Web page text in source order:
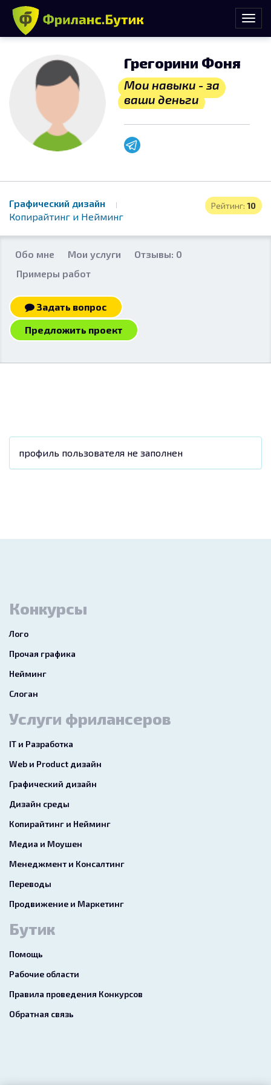
Грегорини Фоня
Мои навыки - за
ваши деньги
Рейтинг: 10
Графический дизайн
Копирайтинг и Нейминг
Обо мне Мои услуги
Отзывы: 0
Примеры работ
Задать вопрос
Предложить проект
профиль пользователя не заполнен
Конкурсы
Лого
Прочая графика
Нейминг
Слоган
Услуги фрилансеров
IT и Разработка
Web и Product дизайн
Графический дизайн
Дизайн среды
Копирайтинг и Нейминг
Медиа и Моушен
Менеджмент и Консалтинг
Переводы
Продвижение и Маркетинг
Бутик
Помощь
Рабочие области
Правила проведения Конкурсов
Обратная связь